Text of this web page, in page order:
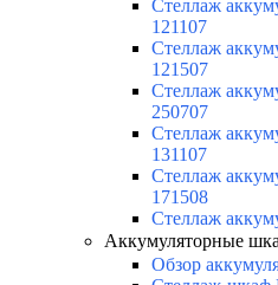
Стеллаж
121107
Стеллаж
121507
Стеллаж
250707
Стеллаж
131107
Стеллаж
171508
Стеллаж
Аккумуляторные
Обзор